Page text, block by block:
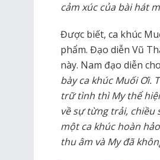
cảm xúc của bài hát
Được biết, ca khúc
phẩm. Đạo diễn Vũ
này. Nam đạo diễn
bày ca khúc Muối Ơi.
trữ tình thì My thể
về sự từng trải, chiều
một ca khúc hoàn
thu âm và My đã